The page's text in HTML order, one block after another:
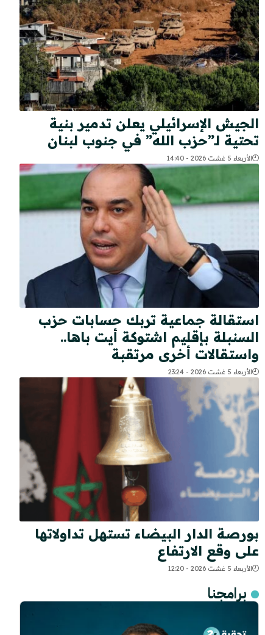
الجيش الإسرائيلي يعلن تدمير بنية
تحتية لـ”حزب الله” في جنوب لبنان
الأربعاء 5 غشت 2026 - 14:40
استقالة جماعية تربك حسابات حزب
السنبلة بإقليم اشتوكة أيت باها..
واستقالات أخرى مرتقبة
الأربعاء 5 غشت 2026 - 23:24
بورصة الدار البيضاء تستهل تداولاتها
على وقع الارتفاع
الأربعاء 5 غشت 2026 - 12:20
برامجنا